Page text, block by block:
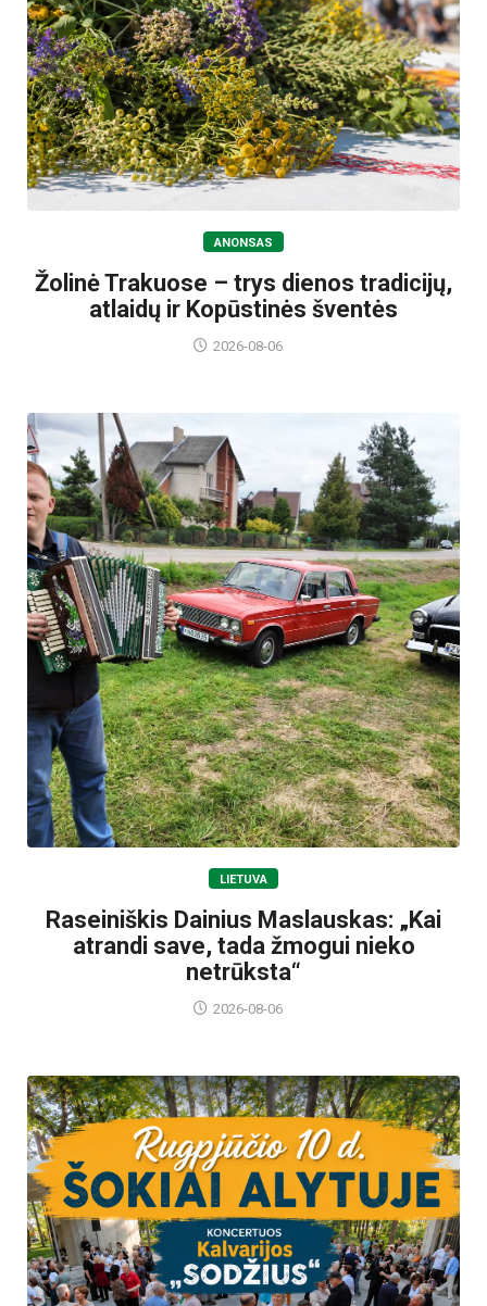
ANONSAS
Žolinė Trakuose – trys dienos tradicijų,
atlaidų ir Kopūstinės šventės
2026-08-06
LIETUVA
Raseiniškis Dainius Maslauskas: „Kai
atrandi save, tada žmogui nieko
netrūksta“
2026-08-06